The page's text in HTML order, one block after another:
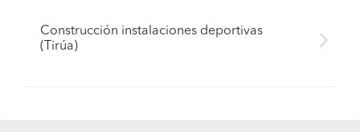
Construcción instalaciones deportivas
(Tirúa)